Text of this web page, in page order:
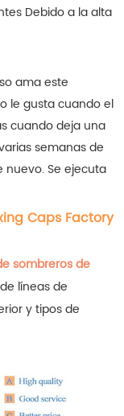
Debido a la alta
ama este
le gusta cuando el
cuando deja una
semanas de
nuevo. Se ejecuta
Caps Factory
sombreros de
líneas de
y tipos de